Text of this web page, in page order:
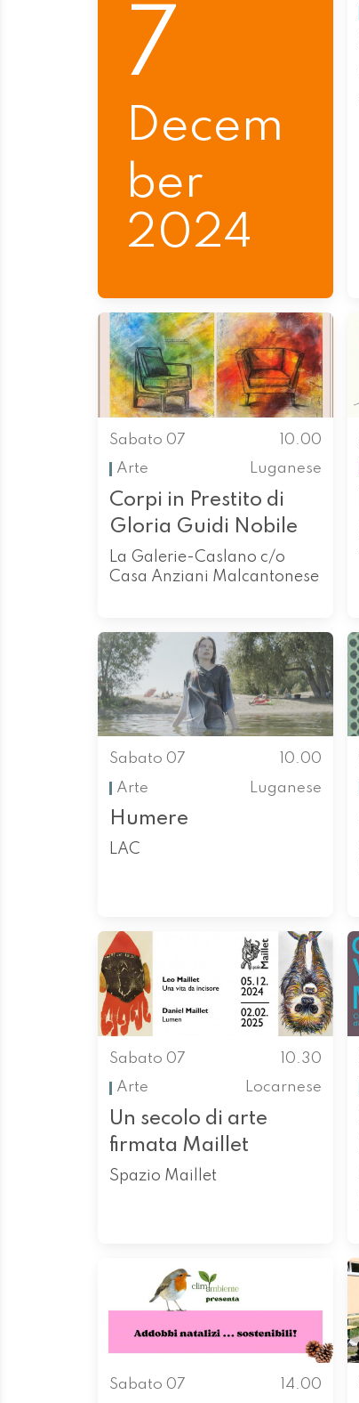
7
Decem
ber
2024
Sabato 07
10.00
Arte
Luganese
Corpi in Prestito di
Gloria Guidi Nobile
La Galerie-Caslano c/o
Casa Anziani Malcantonese
Sabato 07
10.00
Arte
Luganese
Humere
LAC
Sabato 07
10.30
Arte
Locarnese
Un secolo di arte
firmata Maillet
Spazio Maillet
Sabato 07 14.00